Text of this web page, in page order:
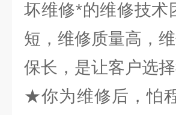
坏维修*的维修技术
短，维修质量高，
保长，是让客户选
★你为维修后，怕